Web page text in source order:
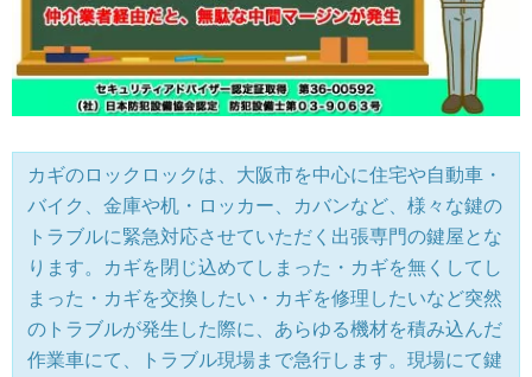
カギのロックロックは、大阪市を中心に住宅や自動車・
バイク、金庫や机・ロッカー、カバンなど、様々な鍵の
トラブルに緊急対応させていただく出張専門の鍵屋とな
ります。カギを閉じ込めてしまった・カギを無くしてし
まった・カギを交換したい・カギを修理したいなど突然
のトラブルが発生した際に、あらゆる機材を積み込んだ
作業車にて、トラブル現場まで急行します。現場にて鍵